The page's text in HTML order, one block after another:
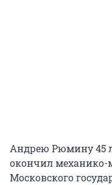
Андрею Рюмину 45
окончил механико-
Московского